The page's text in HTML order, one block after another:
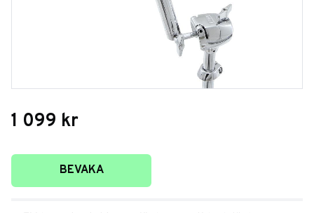
1 099 kr
Lägg till i favoriter
BEVAKA